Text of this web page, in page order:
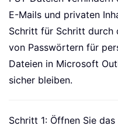
E-Mails und privaten
Schritt für Schritt durch
von Passwörtern für
Dateien in Microsoft
sicher bleiben.
Schritt 1: Öffnen Sie